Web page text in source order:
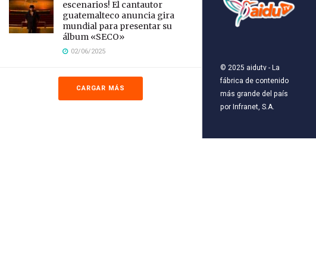
escenarios! El cantautor
guatemalteco anuncia gira
mundial para presentar su
álbum «SECO»
02/06/2025
CARGAR MÁS
© 2025 aidutv- La
fábrica de contenido
más grande del país
porInfranet, S.A.